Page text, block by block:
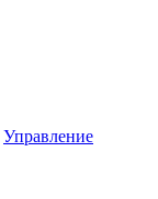
Управление